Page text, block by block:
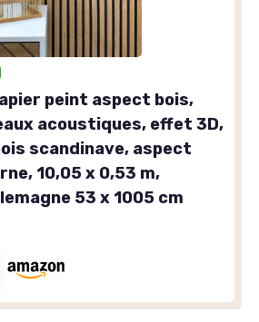
peint aspect bois,
acoustiques, effet 3D,
scandinave, aspect
10,05 x 0,53 m,
53 x 1005 cm